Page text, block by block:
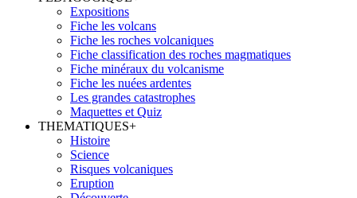
Expositions
Fiche les volcans
Fiche les roches volcaniques
Fiche classification des roches magmatiques
Fiche minéraux du volcanisme
Fiche les nuées ardentes
Les grandes catastrophes
Maquettes et Quiz
THEMATIQUES+
Histoire
Science
Risques volcaniques
Eruption